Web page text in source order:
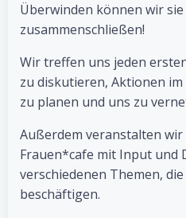
Überwinden können wir
zusammenschließen!
Wir treffen uns jeden
zu diskutieren, Aktionen
zu planen und uns zu
Außerdem veranstalten
Frauen*cafe mit Input und
verschiedenen Themen,
beschäftigen.